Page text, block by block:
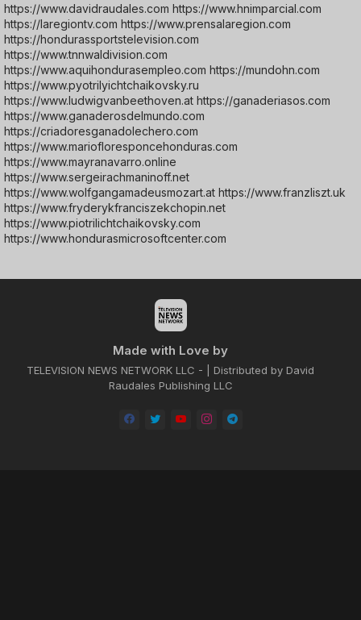
https://www.davidraudales.com https://www.hnimparcial.com
https://laregiontv.com https://www.prensalaregion.com
https://hondurassportstelevision.com
https://www.tnnwaldivision.com
https://www.aquihondurasempleo.com https://mundohn.com
https://www.pyotrilyichtchaikovsky.ru
https://www.ludwigvanbeethoven.at https://ganaderiasos.com
https://www.ganaderosdelmundo.com
https://criadoresganadolechero.com
https://www.mariofloresponcehonduras.com
https://www.mayranavarro.online
https://www.sergeirachmaninoff.net
https://www.wolfgangamadeusmozart.at https://www.franzliszt.uk
https://www.fryderykfranciszekchopin.net
https://www.piotrilichtchaikovsky.com
https://www.hondurasmicrosoftcenter.com
Made with Love by
TELEVISION NEWS NETWORK LLC - | Distributed by David
Raudales Publishing LLC